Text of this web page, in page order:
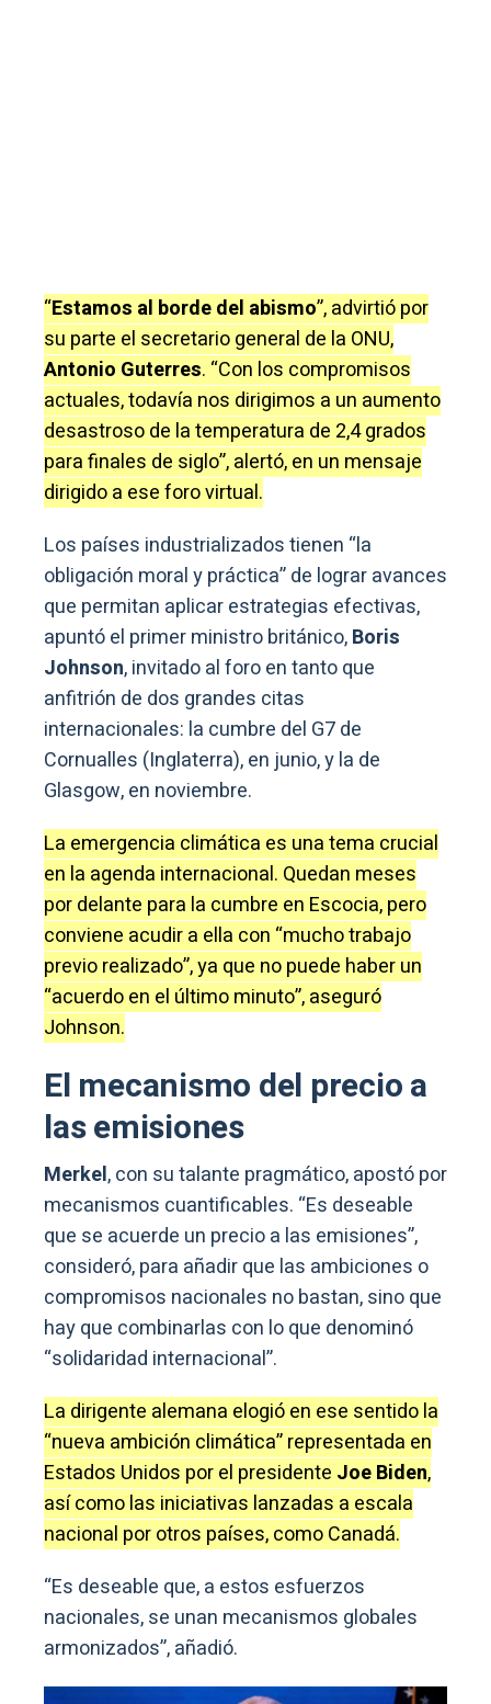
“Estamos al borde del abismo”, advirtió por
su parte el secretario general de la ONU,
Antonio Guterres. “Con los compromisos
actuales, todavía nos dirigimos a un aumento
desastroso de la temperatura de 2,4 grados
para finales de siglo”, alertó, en un mensaje
dirigido a ese foro virtual.
Los países industrializados tienen “la
obligación moral y práctica” de lograr avances
que permitan aplicar estrategias efectivas,
apuntó el primer ministro británico,Boris
Johnson, invitado al foro en tanto que
anfitrión de dos grandes citas
internacionales: la cumbre del G7 de
Cornualles (Inglaterra), en junio, y la de
Glasgow, en noviembre.
La emergencia climática es una tema crucial
en la agenda internacional. Quedan meses
por delante para la cumbre en Escocia, pero
conviene acudir a ella con “mucho trabajo
previo realizado”, ya que no puede haber un
“acuerdo en el último minuto”, aseguró
Johnson.
El mecanismo del precio a
las emisiones
Merkel, con su talante pragmático, apostó por
mecanismos cuantificables. “Es deseable
que se acuerde un precio a las emisiones”,
consideró, para añadir que las ambiciones o
compromisos nacionales no bastan, sino que
hay que combinarlas con lo que denominó
“solidaridad internacional”.
La dirigente alemana elogió en ese sentido la
“nueva ambición climática” representada en
Estados Unidos por el presidente Joe Biden,
así como las iniciativas lanzadas a escala
nacional por otros países, como Canadá.
“Es deseable que, a estos esfuerzos
nacionales, se unan mecanismos globales
armonizados”, añadió.